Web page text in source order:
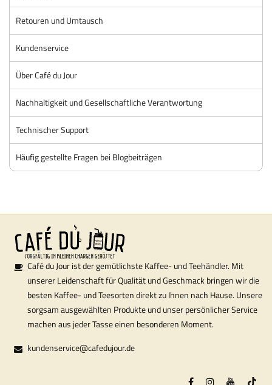
Retouren und Umtausch
Kundenservice
Über Café du Jour
Nachhaltigkeit und Gesellschaftliche Verantwortung
Technischer Support
Häufig gestellte Fragen bei Blogbeiträgen
Café du Jour ist der gemütlichste Kaffee- und Teehändler. Mit
unserer Leidenschaft für Qualität und Geschmack bringen wir die
besten Kaffee- und Teesorten direkt zu Ihnen nach Hause. Unsere
sorgsam ausgewählten Produkte und unser persönlicher Service
machen aus jeder Tasse einen besonderen Moment.
kundenservice@cafedujour.de